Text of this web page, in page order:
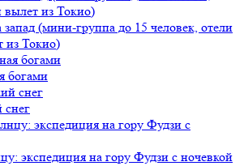
(мини-группа до 15 человек, отели
из Токио)
богами
снег
экспедиция на гору Фудзи с ночевкой